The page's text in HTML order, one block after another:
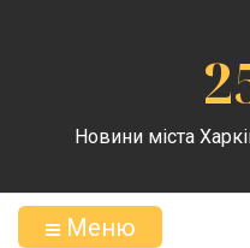
Новини міста
Меню